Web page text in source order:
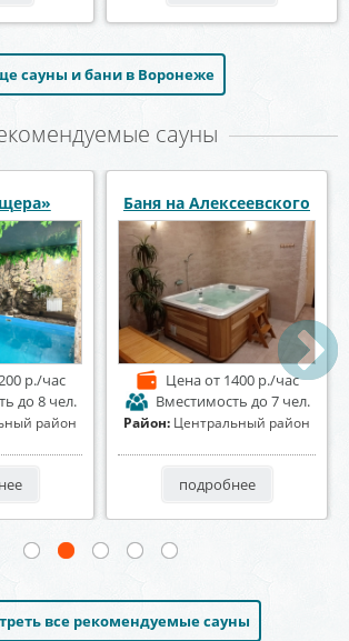
сауны и бани в Воронеже
сауны
р./час
до 8 чел.
район
Баня на Алексеевского
Ценаот 1400 р./час
Вместимость до 7 чел.
Район: Центральный район
подробнее
все рекомендуемые сауны